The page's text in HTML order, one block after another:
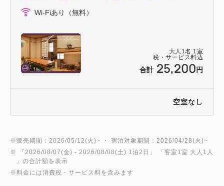
大人 1 名 1 室
税・サービス料込
合計 25,200 円
Wi-Fiあり（無料）
空室なし
※販売期間：2026/05/12(火)~ ・ 宿泊対象期間：2026/04/28(火)~
※ 「 2026/08/07(金) - 2026/08/08(土) 1泊2日 」 「客室1室 大人1人
」の合計額を表示
※料金には消費税・サービス料を含みます